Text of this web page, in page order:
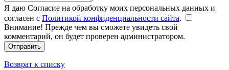
Я даю Согласие на обработку моих персональных данных и
согласен с Политикой конфиденциальности сайта.
Внимание! Прежде чем вы сможете увидеть свой
комментарий, он будет проверен администратором.
Отправить
Возврат к списку